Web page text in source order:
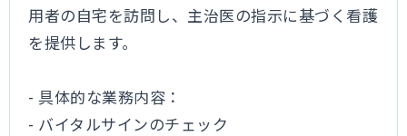
用者の自宅を訪問し、主治医の指示に基づく看護
を提供します。
- 具体的な業務内容：
- バイタルサインのチェック